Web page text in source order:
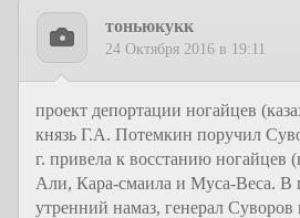
тоньюкукк
24 Октября 2016 в 19:11
проект депортации ногайцев
князь Г.А. Потемкин поручил
г. привела к восстанию ногайцев
Али, Кара-смаила и Муса-Веса. В
утренний намаз, генерал